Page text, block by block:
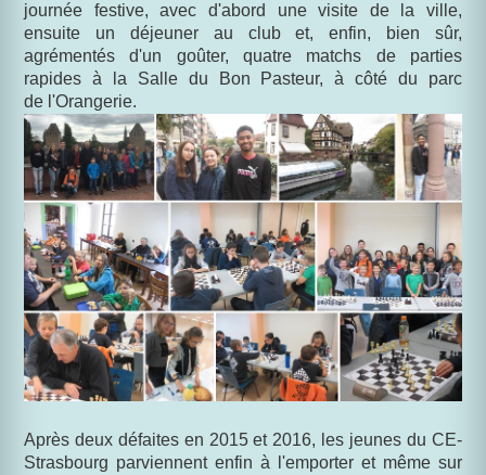
journée festive, avec d'abord une visite de la ville,
ensuite un déjeuner au club et, enfin, bien sûr,
agrémentés d'un goûter, quatre matchs de parties
rapides à la Salle du Bon Pasteur, à côté du parc
de l'Orangerie.
Après deux défaites en 2015 et 2016, les jeunes du CE-
Strasbourg parviennent enfin à l'emporter et même sur